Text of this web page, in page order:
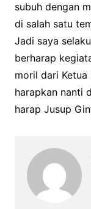
subuh dengan
di salah satu
Jadi saya
berharap
moril dari Ketua
harapkan nanti
harap Jusup